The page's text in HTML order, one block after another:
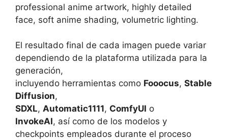
professional anime artwork, highly detailed
face, soft anime shading, volumetric lighting.
El resultado final de cada imagen puede variar
dependiendo de la plataforma utilizada para la
generación,
incluyendo herramientas como Fooocus, Stable
Diffusion,
SDXL, Automatic1111, ComfyUI o
InvokeAI, así como de los modelos y
checkpoints empleados durante el proceso